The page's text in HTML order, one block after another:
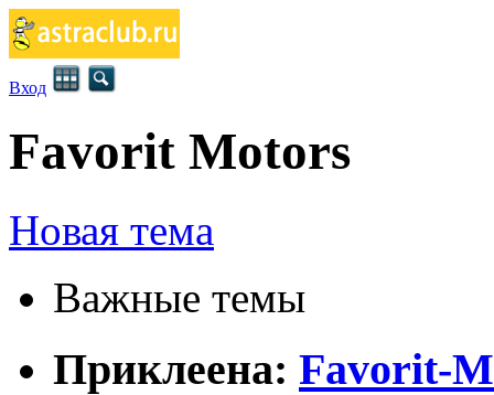
Вход
Favorit Motors
Новая тема
Важные темы
Приклеена: Favorit-